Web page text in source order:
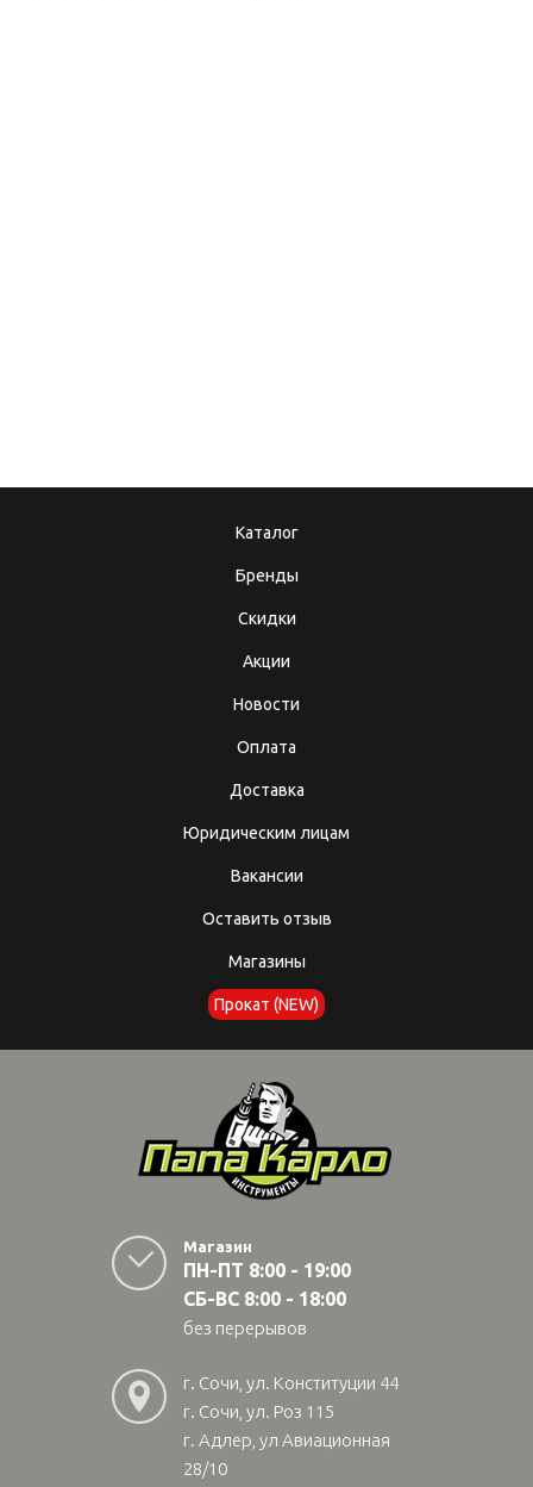
Каталог
Бренды
Скидки
Акции
Новости
Оплата
Доставка
Юридическим лицам
Вакансии
Оставить отзыв
Магазины
Прокат (NEW)
Магазин
ПН-ПТ 8:00 - 19:00
СБ-ВС 8:00 - 18:00
без перерывов
г. Сочи, ул. Конституции 44
г. Сочи, ул. Роз 115
г. Адлер, ул Авиационная
28/10